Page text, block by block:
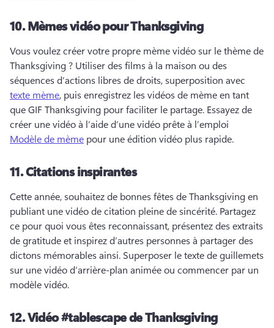
10.Mèmes vidéo pour Thanksgiving
Vous voulez créer votre propre mème vidéo sur le thème de
Thanksgiving ? Utiliser des films à la maison ou des
séquences d’actions libres de droits, superposition avec
texte mème, puis enregistrez les vidéos de mème en tant
que GIF Thanksgiving pour faciliter le partage. Essayez de
créer une vidéo à l’aide d’une vidéo prête à l’emploi
Modèle de mème pour une édition vidéo plus rapide.
11.Citations inspirantes
Cette année, souhaitez de bonnes fêtes de Thanksgiving en
publiant une vidéo de citation pleine de sincérité. Partagez
ce pour quoi vous êtes reconnaissant, présentez des extraits
de gratitude et inspirez d’autres personnes à partager des
dictons mémorables ainsi. Superposer le texte de guillemets
sur une vidéo d’arrière-plan animée ou commencer par un
modèle vidéo.
12.Vidéo #tablescape de Thanksgiving